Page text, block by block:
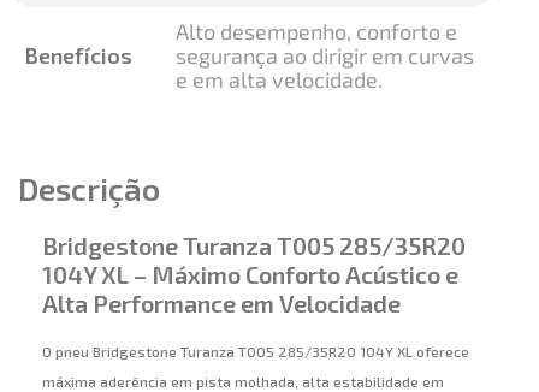
Benefícios
Alto desempenho, conforto e
segurança ao dirigir em curvas
e em alta velocidade.
Descrição
Bridgestone Turanza T005 285/35R20
104Y XL – Máximo Conforto Acústico e
Alta Performance em Velocidade
O pneu Bridgestone Turanza T005 285/35R20 104Y XL oferece
máxima aderência em pista molhada, alta estabilidade em